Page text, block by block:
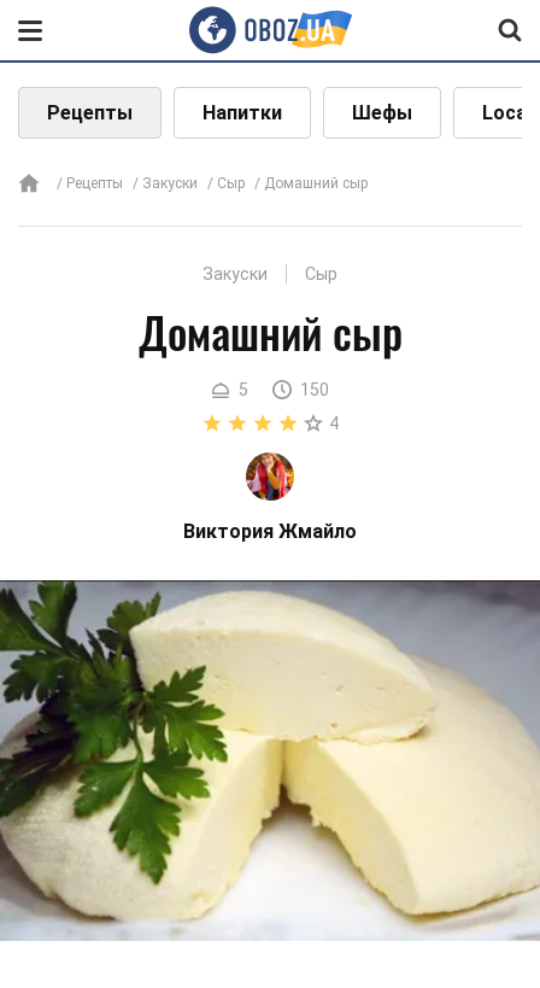
Рецепты Напитки Шефы Local
Рецепты Закуски Сыр Домашний сыр
Закуски Сыр
Домашний сыр
5
150
4
Виктория Жмайло